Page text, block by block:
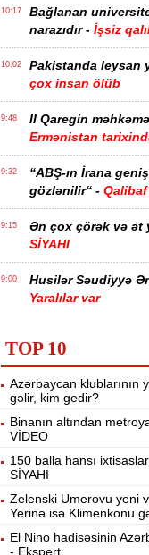
10:17
Bağlanan
narazıdır - İşsiz
10:02 Pakistanda leysan
çox insan ölüb
9:48
II Qaregin məhkəmə
Ermənistan
9:32
“ABŞ-ın İrana
gözlənilir“ - Qalibaf
9:15
Ən çox çörək və ət
SİYAHI
9:00
Husilər Səudiyyə
Yaralılar var
təhsillidir? -
8:30
Paytaxtın bu
SİYAHI
12:55
Ermənistan
verir -81 min dollar
12:40 David Seliverstov
İDDİALAR
12:24 Müavinət alanların
TOP 10
Azərbaycan klublarının
gəlir, kim gedir?
Binanın altından
VİDEO
150 balla hansı
SİYAHI
Zelenski Umerovu yeni
Yerinə isə Klimenkonu
El Nino hadisəsinin
- Ekspert